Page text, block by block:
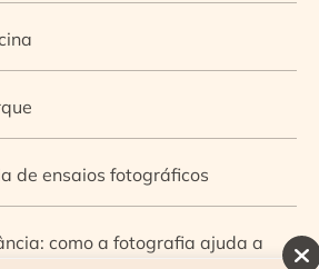
de ensaios fotográficos
como a fotografia ajuda a